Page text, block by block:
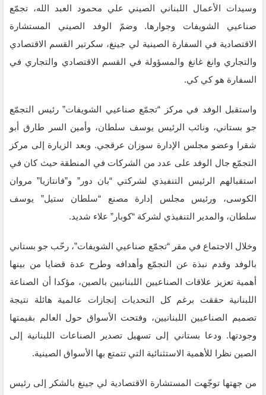
وسيدات الأعمال اللبناني الصيني علي محمود العبد الله، تجمّع
صناعيي الشويفات وجوارها. وضمّ الوفد الصيني المستشارة
الاقتصادية في السفارة الصينية لي جينغ، سكرتير القسم الاقتصادي
والتجاري وانغ غانغ والمسؤولة في القسم الاقتصادي والتجاري في
السفارة هو كي كي.
واستقبل الوفد في مركز “تجمّع صناعيي الشويفات” رئيس التجمّع
جو بستاني، ونائب الرئيس يوسف سلطان، وأمين السر طارق أبو
شقرا وعضو مجلس الإدارة سوزان عرقجي. وبعد الزيارة إلى مركز
التجمّع جال الوفد على عدد من الشركات في المنطقة حيث كان في
استقبالهم الرئيس التنفيذي لشركتي “بان دور” و”فانتازيا” مروان
الكوسى، ورئيس مجلس إدارة مصنع “سلطان ستيل” يوسف
سلطان، والمدير التنفيذي لشركة “كوبار” علاء شديد.
وخلال الاجتماع في مقر “تجمّع صناعيي الشويفات”، رحّب جو بستاني
بالوفد وقدم نبذة عن التجمّع وأهدافه وطرح عدة قضايا من بينها
أهمية تعزيز علاقات الصناعيين اللبنانيين بالصين، مؤكدا أن الصناعة
اللبنانية حققت برغم كل التحديات إنجازات عالمية هائلة نتيجة
تصميم الصناعيين اللبنانيين، وفتحت الأسواق حول العالم بقيمتها
وجودتها. ودعا بستاني إلى تسهيل تصدير الصناعات اللبنانية إلى
الصين نظرا للأهمية الاستثنائية التي تتمتع بها الأسواق الصينية.
من جهتها توجّهت المستشارة الاقتصادية لي جينغ بالشكر إلى رئيس